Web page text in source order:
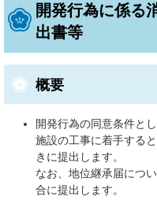
開発行為に係る
出書等
概要
開発行為の同意条件と
施設の工事に着手する
きに提出します。
なお、地位継承届につ
合に提出します。